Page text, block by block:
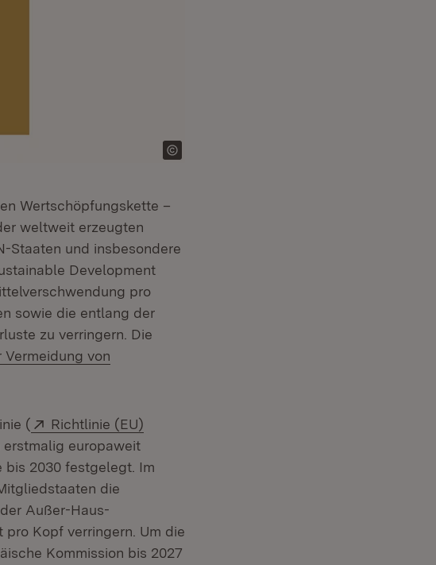
Wertschöpfungskette –
weltweit erzeugten
Staaten und insbesondere
Development
pro
sowie die entlang der
zu verringern. Die
von
( Extern:
Richtlinie (EU)
erstmalig europaweit
2030 festgelegt. Im
die
Außer-Haus-
Kopf verringern. Um die
Kommission bis 2027